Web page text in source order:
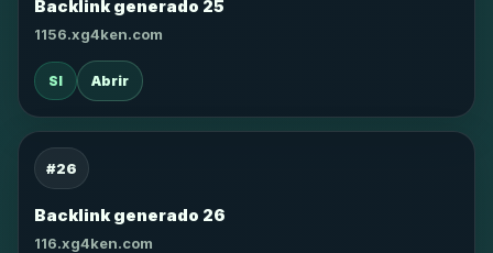
Backlink generado 25
1156.xg4ken.com
SI Abrir
#26
Backlink generado 26
116.xg4ken.com